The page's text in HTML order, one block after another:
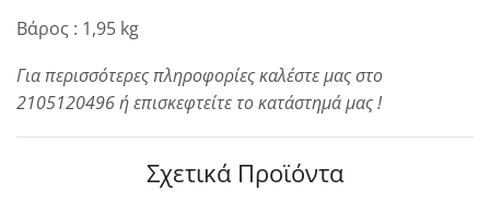
Βάρος : 1,95 kg
Για περισσότερες πληροφορίες καλέστε μας στο
2105120496 ή επισκεφτείτε το κατάστημά μας !
Σχετικά Προϊόντα